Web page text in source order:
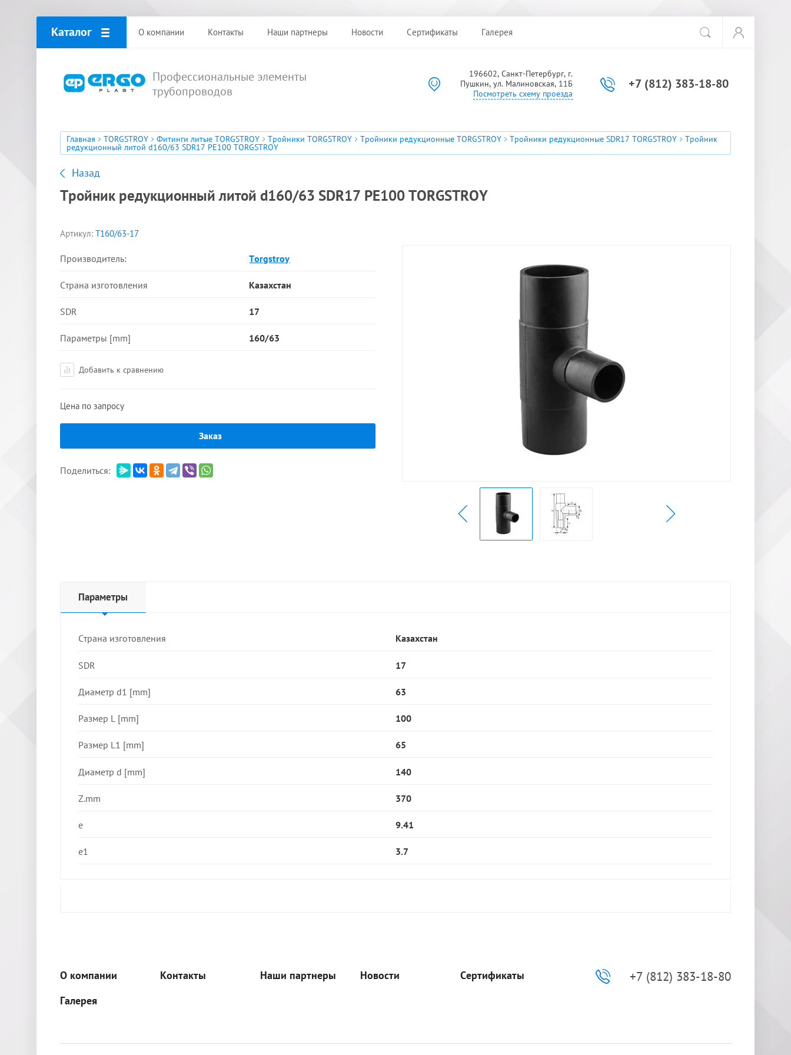
Каталог О компании Контакты Наши партнеры Новости Сертификаты Галерея
Профессиональные элементы
трубопроводов
196602, Санкт-Петербург, г.
Пушкин, ул. Малиновская, 11Б
Посмотреть схему проезда
+7 (812) 383-18-80
Главная TORGSTROY Фитинги литые TORGSTROY Тройники TORGSTROY Тройники редукционные TORGSTROY Тройники редукционные SDR17 TORGSTROY Тройник
редукционный литой d160/63 SDR17 PE100 TORGSTROY
Назад
Тройник редукционный литой d160/63 SDR17 PE100 TORGSTROY
Артикул: T160/63-17
Производитель: Torgstroy
Страна изготовления Казахстан
SDR 17
Параметры [mm] 160/63
Добавить к сравнению
Цена по запросу
Заказ
Поделиться:
Параметры
Страна изготовления Казахстан
SDR 17
Диаметр d1 [mm] 63
Размер L [mm] 100
Размер L1 [mm] 65
Диаметр d [mm] 140
Z.mm 370
e 9.41
e1 3.7
О компании Контакты Наши партнеры Новости
Сертификаты
Галерея
+7 (812) 383-18-80